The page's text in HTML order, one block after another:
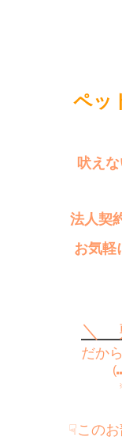
ペッ
吠え
法人契
お気軽
＼
だから
☟この